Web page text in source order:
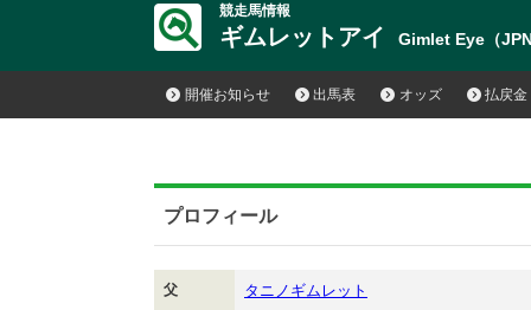
競走馬情報
ギムレットアイ Gimlet Eye（
開催お知らせ 出馬表 オッズ 払戻金
プロフィール
父 タニノギムレット